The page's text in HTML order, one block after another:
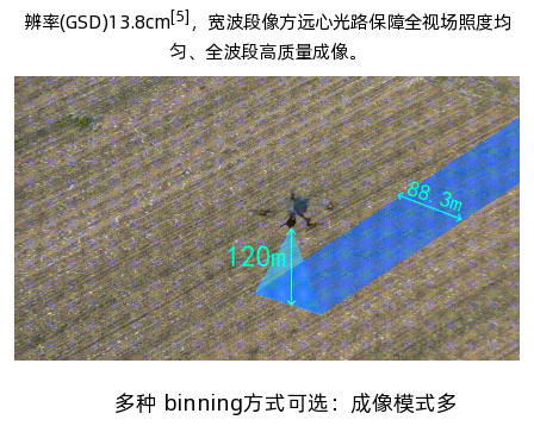
辨率(GSD)13.8cm[5] ，宽波段像方远心光路保障全视场照度均
匀、全波段高质量成像。
多种 binning方式可选：成像模式多